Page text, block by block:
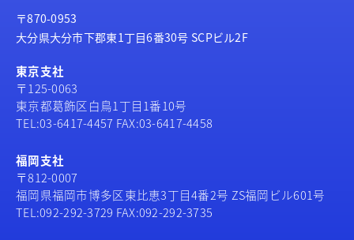
〒870-0953
大分県大分市下郡東1丁目6番30号 SCPビル2F
東京支社
〒125-0063
東京都葛飾区白鳥1丁目1番10号
TEL:03-6417-4457 FAX:03-6417-4458
福岡支社
〒812-0007
福岡県福岡市博多区東比恵3丁目4番2号 ZS福岡ビル601号
TEL:092-292-3729 FAX:092-292-3735